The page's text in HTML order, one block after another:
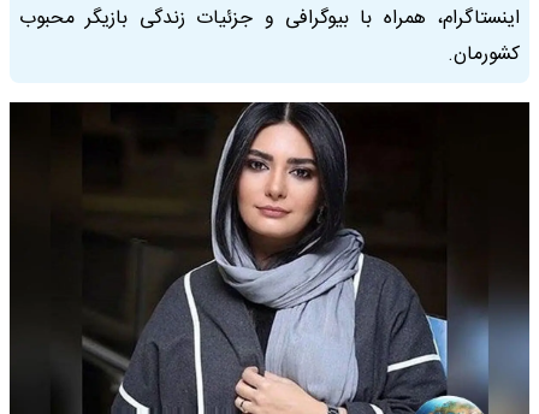
اینستاگرام، همراه با بیوگرافی و جزئیات زندگی بازیگر محبوب
کشورمان.